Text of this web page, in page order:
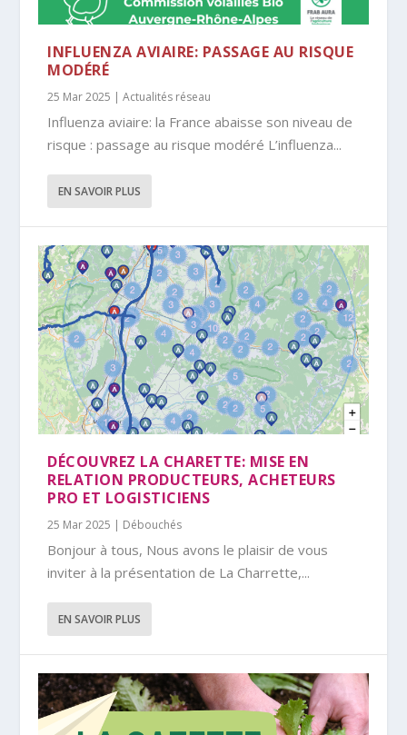
INFLUENZA AVIAIRE: PASSAGE AU RISQUE
MODÉRÉ
25 Mar 2025 |Actualités réseau
Influenza aviaire: la France abaisse son niveau de
risque : passage au risque modéré L’influenza...
EN SAVOIR PLUS
DÉCOUVREZ LA CHARETTE: MISE EN
RELATION PRODUCTEURS, ACHETEURS
PRO ET LOGISTICIENS
25 Mar 2025 | Débouchés
Bonjour à tous, Nous avons le plaisir de vous
inviter à la présentation de La Charrette,...
EN SAVOIR PLUS